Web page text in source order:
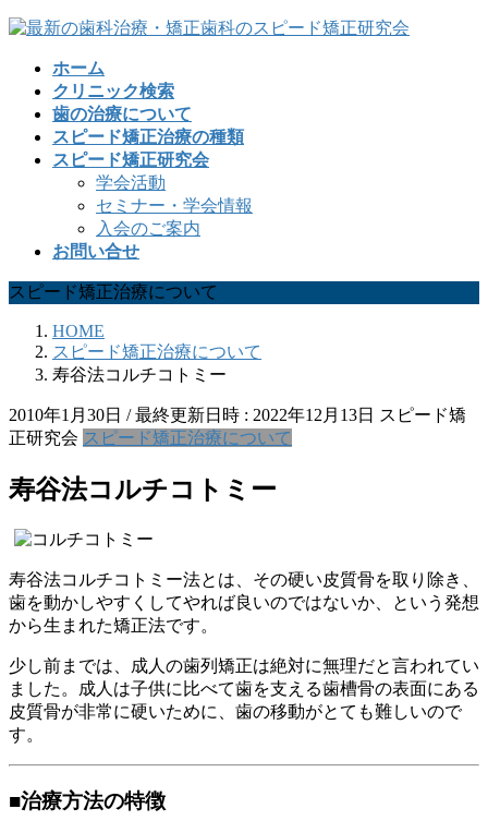
コ
ナ
ホーム
クリニック検索
歯の治療について
スピード矯正治療の種類
スピード矯正研究会
学会活動
セミナー・学会情報
入会のご案内
お問い合せ
スピード矯正治療について
HOME
スピード矯正治療について
寿谷法コルチコトミー
2010年1月30日 / 最終更新日時 : 2022年12月13日 スピード矯
正研究会 スピード矯正治療について
寿谷法コルチコトミー
寿谷法コルチコトミー法とは、その硬い皮質骨を取り除き、
歯を動かしやすくしてやれば良いのではないか、という発想
から生まれた矯正法です。
少し前までは、成人の歯列矯正は絶対に無理だと言われてい
ました。成人は子供に比べて歯を支える歯槽骨の表面にある
皮質骨が非常に硬いために、歯の移動がとても難しいので
す。
■治療方法の特徴